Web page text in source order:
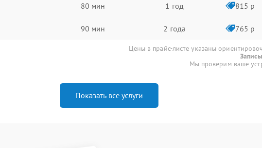
80 мин 1 год 815 р
90 мин 2 года 765 р
Цены в прайс-листе указаны
Мы проверим ваше
Показать все услуги